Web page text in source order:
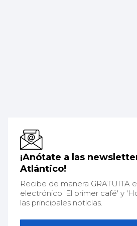
¡Anótate a las
Atlántico!
Recibe de manera GRATUITA
electrónico 'El primer café' y
las principales noticias.